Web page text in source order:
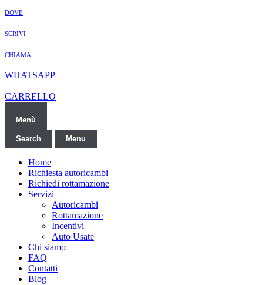
DOVE
SCRIVI
CHIAMA
WHATSAPP
CARRELLO
Menù
Search Menu
Home
Richiesta autoricambi
Richiedi rottamazione
Servizi
Autoricambi
Rottamazione
Incentivi
Auto Usate
Chi siamo
FAQ
Contatti
Blog